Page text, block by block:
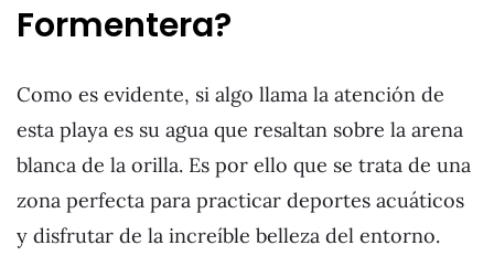
Formentera?
Como es evidente, si algo llama la atención de
esta playa es su agua que resaltan sobre la arena
blanca de la orilla. Es por ello que se trata de una
zona perfecta para practicar deportes acuáticos
y disfrutar de la increíble belleza del entorno.